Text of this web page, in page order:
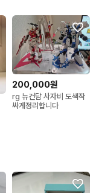
200,000원
rg 뉴건담 사자비 도색작
싸게정리합니다